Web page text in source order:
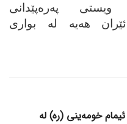
په‌ره‌پێدانی
هه‌یه‌ له‌ بواری
خومه‌ینی (ره‌) له‌